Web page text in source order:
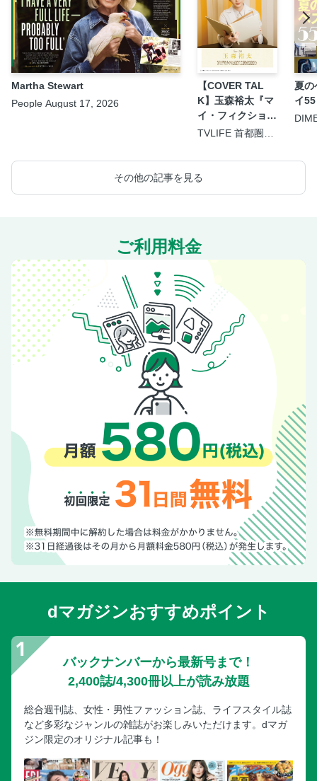
Martha Stewart
People August 17, 2026
【COVER TAL
K】玉森裕太『マ
イ・フィクショ
ン』
TVLIFE 首都圏版
夏の
イ55
その他の記事を見る
ご利用料金
dマガジンおすすめポイント
バックナンバーから最新号まで！
2,400誌/4,300冊以上が読み放題
総合週刊誌、女性・男性ファッション誌、ライフスタイル誌
など多彩なジャンルの雑誌がお楽しみいただけます。dマガ
ジン限定のオリジナル記事も！